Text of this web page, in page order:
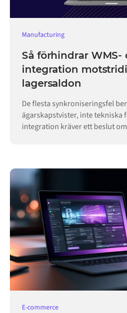
Manufacturing
Så förhindrar WMS-
integration
lagersaldon
De flesta synkroniseringsfel
ägarskapstvister, inte tekniska
integration kräver ett beslut
E-commerce